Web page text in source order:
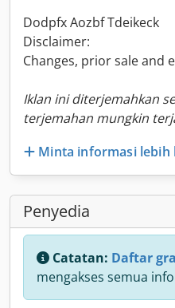
Dodpfx Aozbf Tdeikeck
Disclaimer:
Changes, prior sale and
Iklan ini diterjemahkan
terjemahan mungkin
Minta informasi lebih
Penyedia
Catatan: Daftar
mengakses semua